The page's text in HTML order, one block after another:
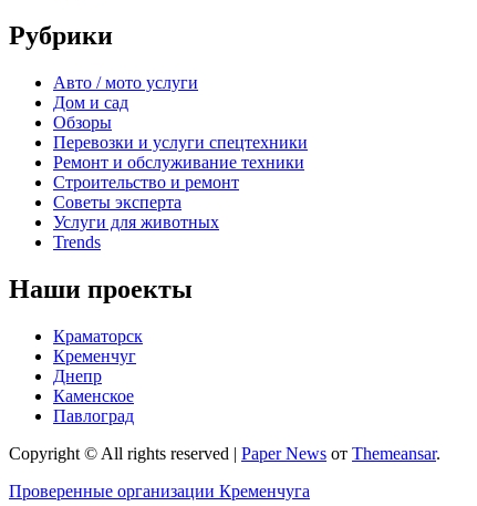
Рубрики
Авто / мото услуги
Дом и сад
Обзоры
Перевозки и услуги спецтехники
Ремонт и обслуживание техники
Строительство и ремонт
Советы эксперта
Услуги для животных
Trends
Наши проекты
Краматорск
Кременчуг
Днепр
Каменское
Павлоград
Copyright © All rights reserved | Paper News от Themeansar.
Проверенные организации Кременчуга